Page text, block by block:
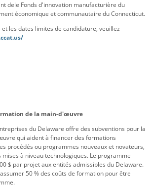
dele Fonds d'innovation manufacturière du
économique et communautaire du Connecticut.
les dates limites de candidature, veuillez
de la main-d'œuvre
du Delaware offre des subventions pour la
qui aident à financer des formations
procédés ou programmes nouveaux et novateurs,
mises à niveau technologiques. Le programme
$ par projet aux entités admissibles du Delaware.
50 % des coûts de formation pour être